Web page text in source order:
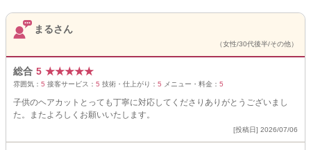
まるさん
（女性/30代後半/その他）
総合 5 ★★★★★
雰囲気： 5 接客サービス： 5 技術・仕上がり： 5 メニュー・料金： 5
子供のヘアカットとっても丁寧に対応してくださりありがとうございまし
た。またよろしくお願いいたします。
[投稿日] 2026/07/06